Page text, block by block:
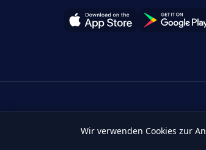
©Copyright 2026 HotelSync. Alle
Wir verwenden Cookies zur